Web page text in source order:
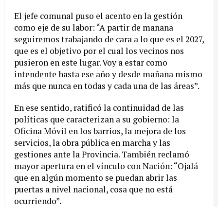
El jefe comunal puso el acento en la gestión
como eje de su labor: “A partir de mañana
seguiremos trabajando de cara a lo que es el 2027,
que es el objetivo por el cual los vecinos nos
pusieron en este lugar. Voy a estar como
intendente hasta ese año y desde mañana mismo
más que nunca en todas y cada una de las áreas”.
En ese sentido, ratificó la continuidad de las
políticas que caracterizan a su gobierno: la
Oficina Móvil en los barrios, la mejora de los
servicios, la obra pública en marcha y las
gestiones ante la Provincia. También reclamó
mayor apertura en el vínculo con Nación: “Ojalá
que en algún momento se puedan abrir las
puertas a nivel nacional, cosa que no está
ocurriendo”.